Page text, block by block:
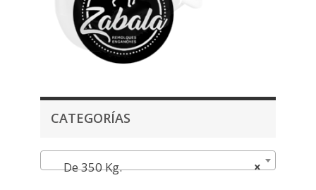
CATEGORÍAS
×
De 350 Kg.